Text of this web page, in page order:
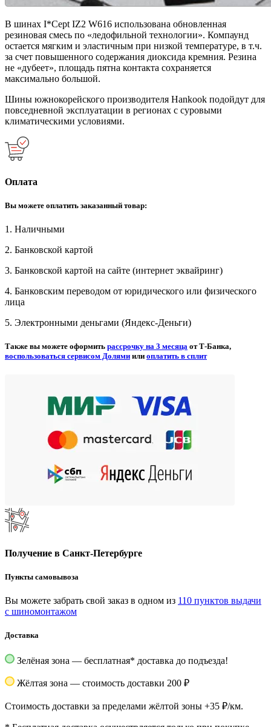
В шинах I*Cept IZ2 W616 использована обновленная
резиновая смесь по «ледофильной технологии». Компаунд
остается мягким и эластичным при низкой температуре, в т.ч.
за счет повышенного содержания диоксида кремния. Резина
не «дубеет», площадь пятна контакта сохраняется
максимально большой.
Шины южнокорейского производителя Hankook подойдут для
повседневной эксплуатации в регионах с суровыми
климатическими условиями.
Оплата
Вы можете оплатить заказанный товар:
1. Наличными
2. Банковской картой
3. Банковской картой на сайте (интернет эквайринг)
4. Банковским переводом от юридического или физического
лица
5. Электронными деньгами (Яндекс-Деньги)
Также вы можете оформить рассрочку на 3 месяца от Т-Банка,
воспользоваться сервисом Долями или оплатить в сплит
Получение в Санкт-Петербурге
Пункты самовывоза
Вы можете забрать свой заказ в одном из 110 пунктов выдачи
с шиномонтажом
Доставка
Зелёная зона — бесплатная* доставка до подъезда!
Жёлтая зона — стоимость доставки 200 ₽
Стоимость доставки за пределами жёлтой зоны +35 ₽/км.